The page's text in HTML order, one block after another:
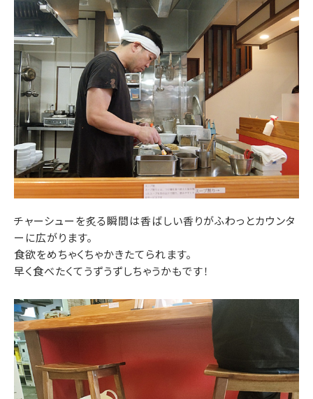
チャーシューを炙る瞬間は香ばしい香りがふわっとカウンタ
ーに広がります。
食欲をめちゃくちゃかきたてられます。
早く食べたくてうずうずしちゃうかもです！